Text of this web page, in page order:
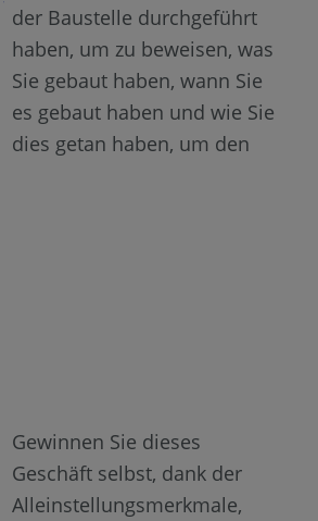
der Baustelle durchgeführt
haben, um zu beweisen, was
Sie gebaut haben, wann Sie
es gebaut haben und wie Sie
dies getan haben, um den
Gewinnen Sie dieses
Geschäft selbst, dank der
Alleinstellungsmerkmale,